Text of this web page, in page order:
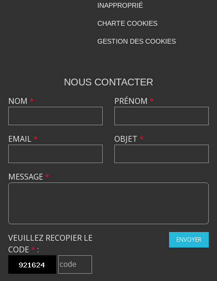
INAPPROPRIÉ
CHARTE COOKIES
GESTION DES COOKIES
NOUS CONTACTER
NOM *
EMAIL*
PRÉNOM *
OBJET *
MESSAGE *
VEUILLEZ RECOPIER LE
CODE * :
ENVOYER